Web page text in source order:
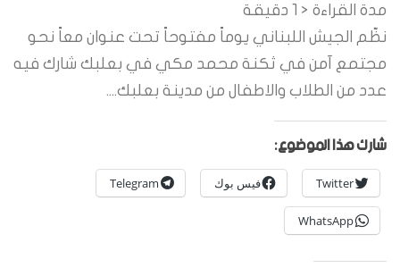
مدة القراءة < 1
دقيقة
نظّم الجيش اللبناني يوماً مفتوحاً تحت عنوان معاً نحو
مجتمع آمن في ثكنة محمد مكي في بعلبك شارك فيه
عدد من الطلاب والاطفال من مدينة بعلبك....
شارك هذا الموضوع:
Twitter فيس بوك Telegram
WhatsApp